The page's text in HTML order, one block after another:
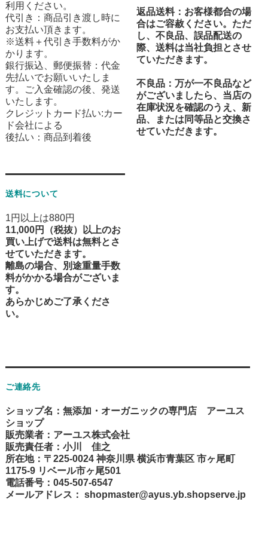
利用ください。
代引き：商品引き渡し時に
お支払い頂きます。
※送料＋代引き手数料がか
かります。
銀行振込、郵便振替：代金
先払いでお願いいたしま
す。ご入金確認の後、発送
いたします。
クレジットカード払い:カー
ド会社による
後払い：商品到着後
送料について
1円以上は880円
11,000円（税抜）以上のお
買い上げで送料は無料とさ
せていただきます。
離島の場合、別途重量手数
料がかかる場合がございま
す。
あらかじめご了承くださ
い。
返品送料：お客様都合の場
合はご容赦ください。ただ
し、不良品、誤品配送の
際、送料は当社負担とさせ
ていただきます。
不良品 ：万が一不良品など
がございましたら、当店の
在庫状況を確認のうえ、新
品、または同等品と交換さ
せていただきます。
ご連絡先
ショップ名：無添加・オーガニックの専門店 アーユス
ショップ
販売業者：アーユス株式会社
販売責任者：小川 佳之
所在地：〒225-0024 神奈川県 横浜市青葉区 市ヶ尾町
1175-9 リベール市ヶ尾501
電話番号：045-507-6547
メールアドレス： shopmaster@ayus.yb.shopserve.jp